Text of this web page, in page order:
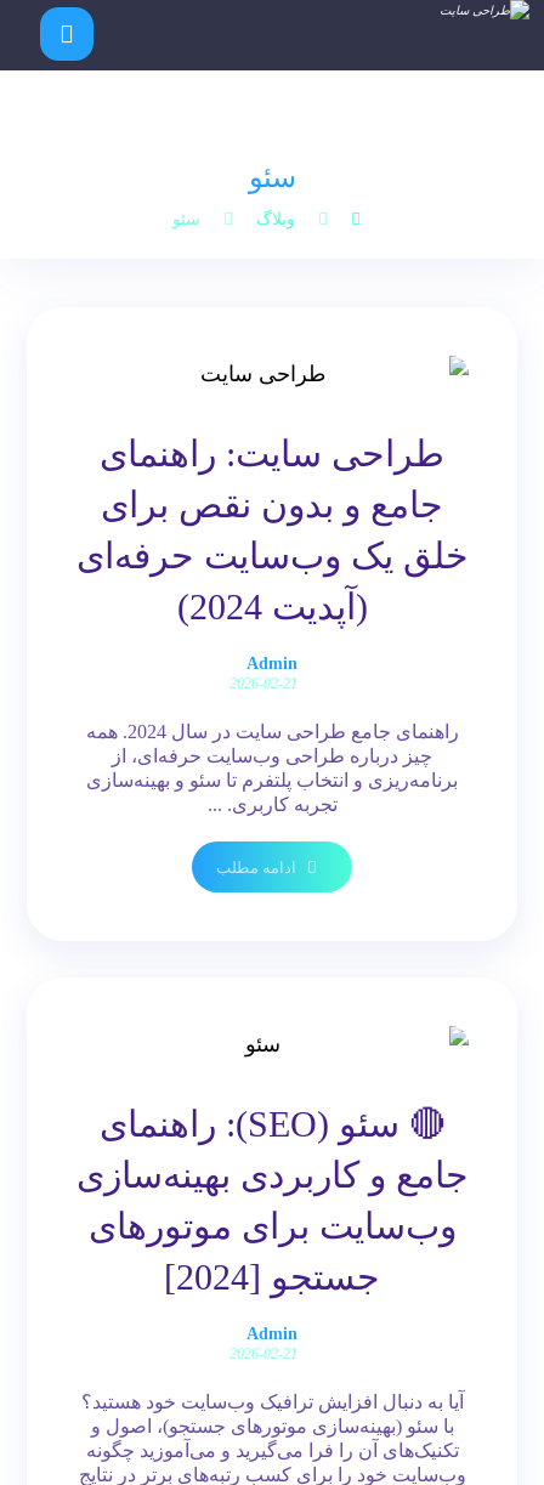
سئو
وبلاگ سئو
طراحی سایت: راهنمای
جامع و بدون نقص برای
خلق یک وب‌سایت حرفه‌ای
(آپدیت 2024)
Admin
2026-02-21
راهنمای جامع طراحی سایت در سال 2024. همه
چیز درباره طراحی وب‌سایت حرفه‌ای، از
برنامه‌ریزی و انتخاب پلتفرم تا سئو و بهینه‌سازی
تجربه کاربری. ...
ادامه مطلب
🔴 سئو (SEO): راهنمای
جامع و کاربردی بهینه‌سازی
وب‌سایت برای موتورهای
جستجو [2024]
Admin
2026-02-21
آیا به دنبال افزایش ترافیک وب‌سایت خود هستید؟
با سئو (بهینه‌سازی موتورهای جستجو)، اصول و
تکنیک‌های آن را فرا می‌گیرید و می‌آموزید چگونه
وب‌سایت خود را برای کسب رتبه‌های برتر در نتایج